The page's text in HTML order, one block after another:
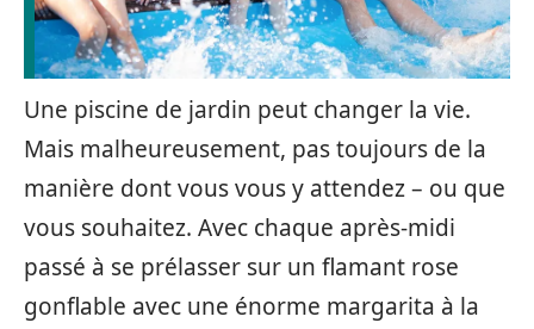
Une piscine de jardin peut changer la vie.
Mais malheureusement, pas toujours de la
manière dont vous vous y attendez – ou que
vous souhaitez. Avec chaque après-midi
passé à se prélasser sur un flamant rose
gonflable avec une énorme margarita à la